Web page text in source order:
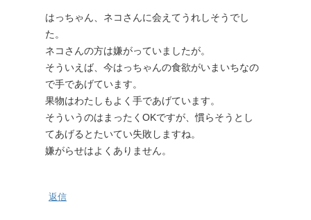
はっちゃん、ネコさんに会えてうれしそうでし
た。
ネコさんの方は嫌がっていましたが。
そういえば、今はっちゃんの食欲がいまいちなの
で手であげています。
果物はわたしもよく手であげています。
そういうのはまったくOKですが、慣らそうとし
てあげるとたいてい失敗しますね。
嫌がらせはよくありません。
返信